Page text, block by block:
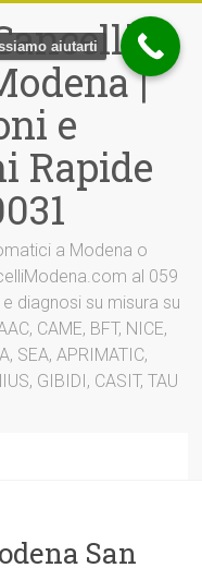
|
e
Rapide
a Modena o
al 059
diagnosi su misura su
CAME, BFT, NICE,
SEA, APRIMATIC,
GIBIDI, CASIT, TAU
San
aiutarti